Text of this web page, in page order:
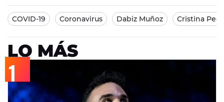
COVID-19 Coronavirus Dabiz Muñoz Cristina
LO MÁS